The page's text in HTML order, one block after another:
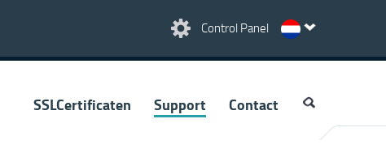
Control Panel
SSLCertificaten Support Contact